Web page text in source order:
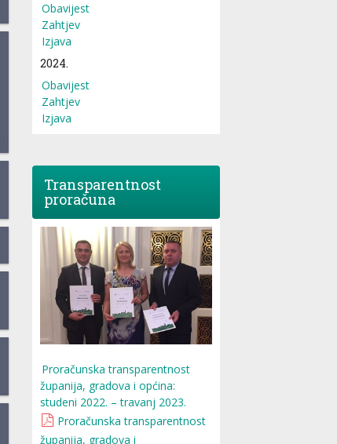
Obavijest
Zahtjev
Izjava
2024.
Obavijest
Zahtjev
Izjava
Transparentnost
proračuna
Proračunska transparentnost
županija, gradova i općina:
studeni 2022. – travanj 2023.
Proračunska transparentnost
županija, gradova i